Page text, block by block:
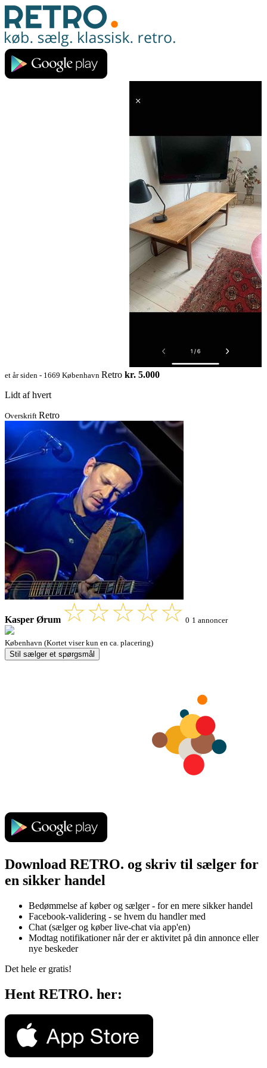
et år siden - 1669 København Retro kr. 5.000
Lidt af hvert
Overskrift Retro
Kasper Ørum 0 1 annoncer
København (Kortet viser kun en ca. placering)
Stil sælger et spørgsmål
Download RETRO. og skriv til sælger for
en sikker handel
Bedømmelse af køber og sælger - for en mere sikker handel
Facebook-validering - se hvem du handler med
Chat (sælger og køber live-chat via app'en)
Modtag notifikationer når der er aktivitet på din annonce eller
nye beskeder
Det hele er gratis!
Hent RETRO. her: